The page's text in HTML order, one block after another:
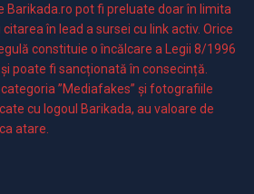
Barikada.ro pot fi preluate doar în limita
în lead a sursei cu link activ. Orice
constituie o încălcare a Legii 8/1996
poate fi sancționată în consecință.
”Mediafakes” și fotografiile
cu logoul Barikada, au valoare de
atare.